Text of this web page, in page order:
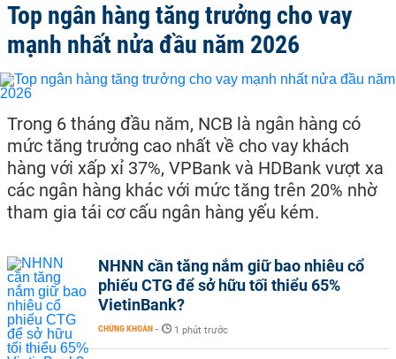
Top ngân hàng tăng trưởng cho vay
mạnh nhất nửa đầu năm 2026
Trong 6 tháng đầu năm, NCB là ngân hàng có
mức tăng trưởng cao nhất về cho vay khách
hàng với xấp xỉ 37%, VPBank và HDBank vượt xa
các ngân hàng khác với mức tăng trên 20% nhờ
tham gia tái cơ cấu ngân hàng yếu kém.
NHNN cần tăng nắm giữ bao nhiêu cổ
phiếu CTG để sở hữu tối thiểu 65%
VietinBank?
CHỨNG KHOÁN - 1 phút trước